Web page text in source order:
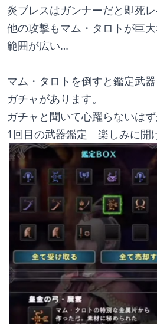
炎ブレスはガンナーだと即死
他の攻撃もマム・タロトが巨
範囲が広い…
マム・タロトを倒すと鑑定武
ガチャがあります。
ガチャと聞いて心躍らないはず
1回目の武器鑑定　楽しみに開